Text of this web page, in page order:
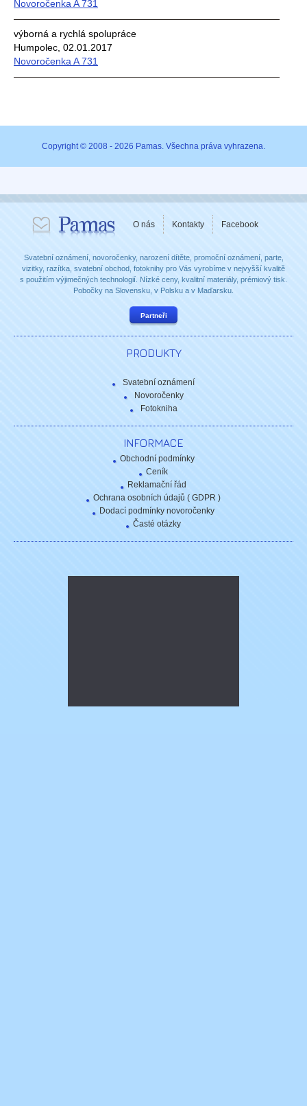
Novoročenka A 731
výborná a rychlá spolupráce
Humpolec, 02.01.2017
Novoročenka A 731
Copyright © 2008 - 2026 Pamas. Všechna práva vyhrazena.
O nás Kontakty Facebook
Svatební oznámení, novoročenky, narození dítěte, promoční oznámení, parte,
vizitky, razítka, svatební obchod, fotoknihy pro Vás vyrobíme v nejvyšší kvalitě
s použitím výjimečných technologií. Nízké ceny, kvalitní materiály, prémiový tisk.
Pobočky na Slovensku, v Polsku a v Maďarsku.
Partneři
PRODUKTY
Svatební oznámení
Novoročenky
Fotokniha
INFORMACE
Obchodní podmínky
Ceník
Reklamační řád
Ochrana osobních údajů ( GDPR )
Dodací podmínky novoročenky
Časté otázky